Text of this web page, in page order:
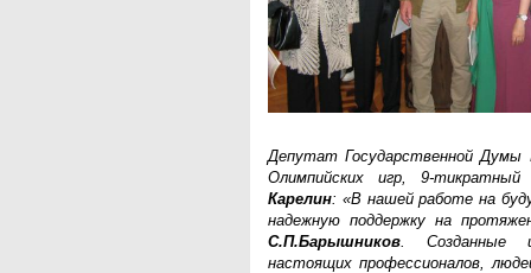
Депутат Государственной Думы
Олимпийских игр, 9-
Карелин: «В нашей работе на
надежную поддержку на
С.П.Барышников. Созданные
настоящих профессионалов,